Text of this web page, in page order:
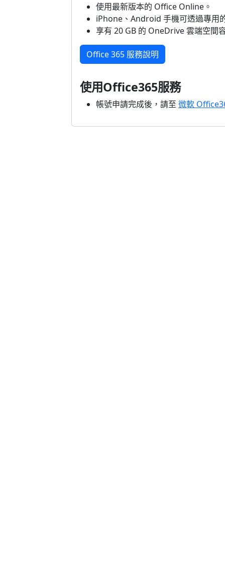
使用最新版本的 Office Online。
iPhone、Android 手機可透過專用
享有 20 GB 的 OneDrive 雲端空間
Office 365 服務說明
使用Office365服務
帳號申請完成後，請至 微軟